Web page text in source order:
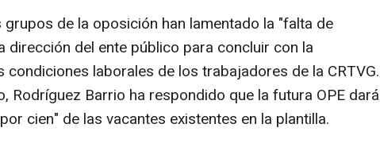
de la oposición han lamentado la "falta de
dirección del ente público para concluir con la
condiciones laborales de los trabajadores de la CRTVG.
Rodríguez Barrio ha respondido que la futura OPE dará
cien" de las vacantes existentes en la plantilla.